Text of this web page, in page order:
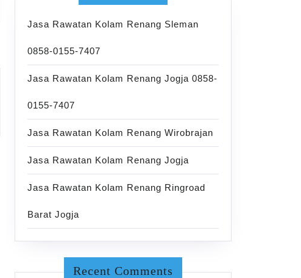
Jasa Rawatan Kolam Renang Sleman
0858-0155-7407
Jasa Rawatan Kolam Renang Jogja 0858-
0155-7407
Jasa Rawatan Kolam Renang Wirobrajan
Jasa Rawatan Kolam Renang Jogja
Jasa Rawatan Kolam Renang Ringroad
Barat Jogja
Recent Comments